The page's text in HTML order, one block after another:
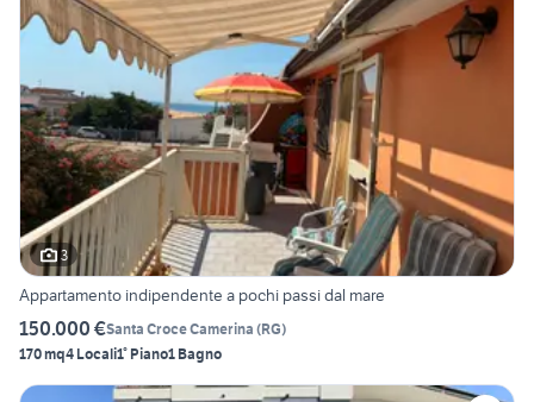
3
Appartamento indipendente a pochi passi dal mare
150.000 €Santa Croce Camerina (RG)
170 mq4 Locali1° Piano1 Bagno